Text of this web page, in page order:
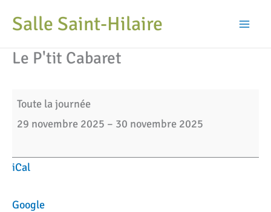
contenu
Salle Saint-Hilaire
Le P'tit Cabaret
Le
P'tit
Toute la journée
29 novembre 2025 – 30 novembre 2025
iCal
Google